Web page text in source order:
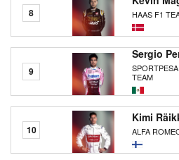
8 HAAS F1
9
Sergio
TEAM
10
Kimi
ALFA